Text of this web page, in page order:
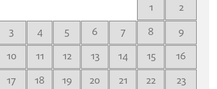
1
2
3
4 5 6 7 8
9
10
11 12 13 14 15
16
17
18 19 20 21 22
23